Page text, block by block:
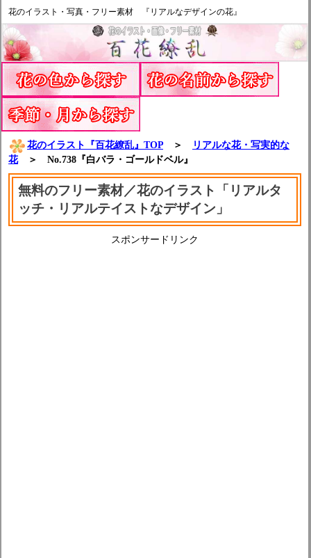
花のイラスト・写真・フリー素材 『リアルなデザインの花』
花のイラスト『百花繚乱』TOP ＞
リアルな花・写実的な
花＞ No.738『白バラ・ゴールドベル』
無料のフリー素材／花のイラスト「リアルタ
ッチ・リアルテイストなデザイン」
スポンサードリンク